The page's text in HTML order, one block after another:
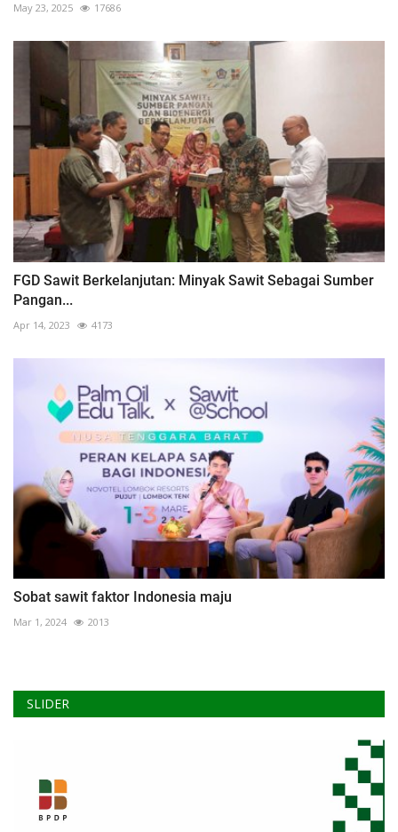
May 23, 2025 17686
FGD Sawit Berkelanjutan: Minyak Sawit Sebagai Sumber
Pangan...
Apr 14, 2023 4173
Sobat sawit faktor Indonesia maju
Mar 1, 2024 2013
SLIDER